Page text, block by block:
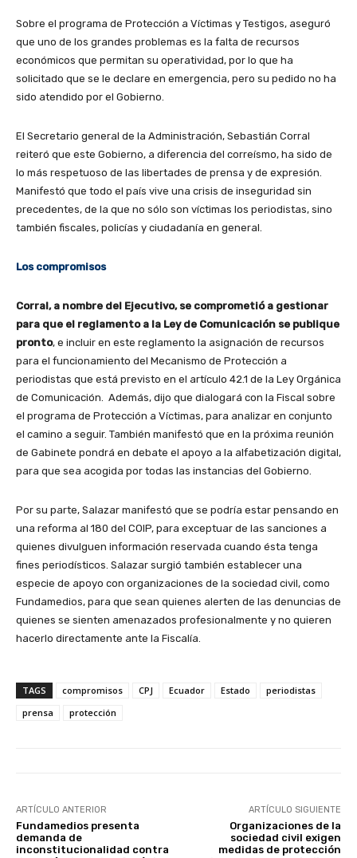
Sobre el programa de Protección a Víctimas y Testigos, aseguró
que uno de los grandes problemas es la falta de recursos
económicos que permitan su operatividad, por lo que ha
solicitado que se le declare en emergencia, pero su pedido no ha
sido atendido por el Gobierno.
El Secretario general de la Administración, Sebastián Corral
reiteró que este Gobierno, a diferencia del correísmo, ha sido de
lo más respetuoso de las libertades de prensa y de expresión.
Manifestó que todo el país vive una crisis de inseguridad sin
precedentes, de la que no sólo son víctimas los periodistas, sino
también fiscales, policías y ciudadanía en general.
Los compromisos
Corral, a nombre del Ejecutivo, se comprometió a gestionar
para que el reglamento a la Ley de Comunicación se publique
pronto, e incluir en este reglamento la asignación de recursos
para el funcionamiento del Mecanismo de Protección a
periodistas que está previsto en el artículo 42.1 de la Ley Orgánica
de Comunicación. Además, dijo que dialogará con la Fiscal sobre
el programa de Protección a Víctimas, para analizar en conjunto
el camino a seguir. También manifestó que en la próxima reunión
de Gabinete pondrá en debate el apoyo a la alfabetización digital,
para que sea acogida por todas las instancias del Gobierno.
Por su parte, Salazar manifestó que se podría estar pensando en
una reforma al 180 del COIP, para exceptuar de las sanciones a
quienes divulguen información reservada cuando ésta tenga
fines periodísticos. Salazar surgió también establecer una
especie de apoyo con organizaciones de la sociedad civil, como
Fundamedios, para que sean quienes alerten de las denuncias de
quienes se sienten amenazados profesionalmente y no quieren
hacerlo directamente ante la Fiscalía.
TAGS compromisos CPJ Ecuador Estado
periodistas
prensa
protección
ARTÍCULO ANTERIOR
Fundamedios presenta
demanda de
inconstitucionalidad contra
ARTÍCULO SIGUIENTE
Organizaciones de la
sociedad civil exigen
medidas de protección